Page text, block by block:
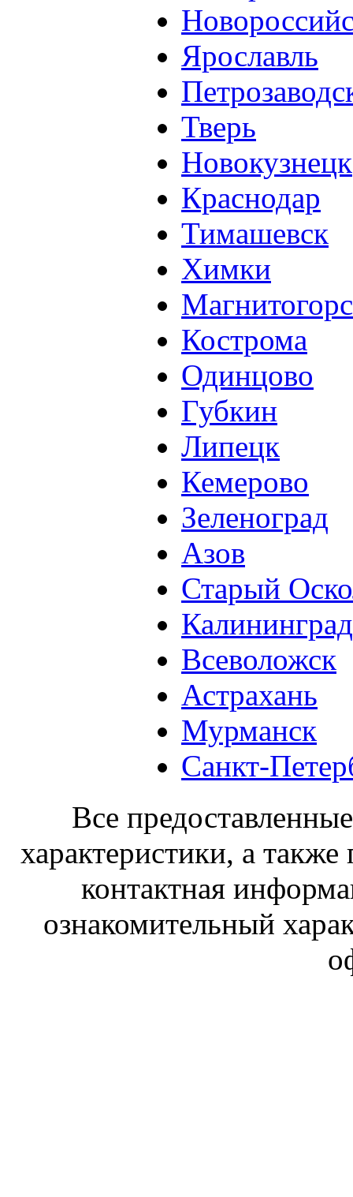
Ярославль
Тверь
Новокузнецк
Краснодар
Тимашевск
Химки
Кострома
Одинцово
Губкин
Липецк
Кемерово
Зеленоград
Азов
Старый
Калининград
Всеволожск
Астрахань
Мурманск
Санкт-
Все
характеристики, а также
контактная
ознакомительный